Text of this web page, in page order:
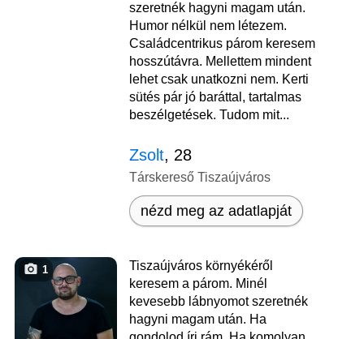
szeretnék hagyni magam után.
Humor nélkül nem létezem.
Családcentrikus párom keresem
hosszútávra. Mellettem mindent
lehet csak unatkozni nem. Kerti
sütés pár jó baráttal, tartalmas
beszélgetések. Tudom mit...
Zsolt, 28
Társkereső Tiszaújváros
nézd meg az adatlapját
1
Tiszaújváros környékéről
keresem a párom. Minél
kevesebb lábnyomot szeretnék
hagyni magam után. Ha